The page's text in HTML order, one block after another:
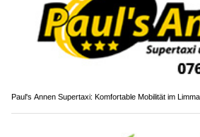
Paul's Annen Supertaxi: Komfortable Mobilität im